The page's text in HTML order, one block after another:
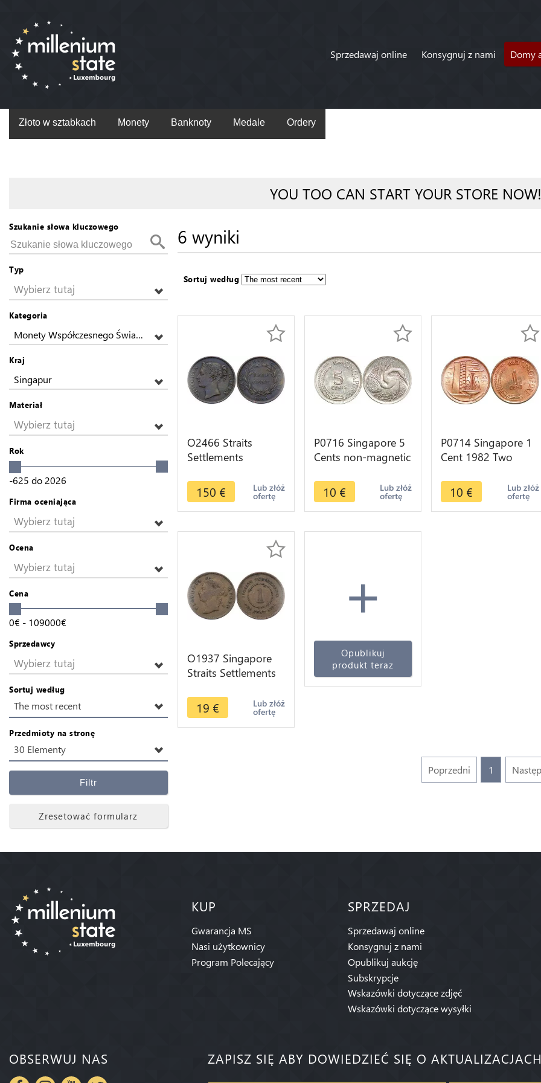
Sprzedawaj online Konsygnuj z nami Domy
Złoto w sztabkach Monety Banknoty Medale Ordery
YOU TOO CAN START YOUR STORE NOW!
Szukanie słowa kluczowego
Typ
Wybierz tutaj
Kategoria
Monety Współczesnego Świata z Azji
Kraj
Singapur
Materiał
Wybierz tutaj
Rok
-625 do 2026
Firma oceniająca
Wybierz tutaj
Ocena
Wybierz tutaj
Cena
0€ - 109000€
Sprzedawcy
Wybierz tutaj
Sortuj według
The most recent
Przedmioty na stronę
30 Elementy
Filtr
Zresetować formularz
6 wyniki
Sortuj według
O2466 Straits
Settlements
1/2 Cent Victoria
1845 AU !!!
150 € Lub złóż
ofertę
P0716 Singapore 5
Cents non-magnetic
offer
10 € Lub złóż
ofertę
P0714 Singapore 1
Cent 1982 Two
Make offer
10 € Lub złóż
ofertę
O1937 Singapore
Straits Settlements
1891
19 € Lub złóż
ofertę
+
Opublikuj
produkt teraz
Poprzedni 1
KUP
Gwarancja MS
Nasi użytkownicy
Program Polecający
SPRZEDAJ
Sprzedawaj online
Konsygnuj z nami
Opublikuj aukcję
Subskrypcje
Wskazówki dotyczące zdjęć
Wskazówki dotyczące wysyłki
OBSERWUJ NAS ZAPISZ SIĘ ABY DOWIEDZIEĆ SIĘ O